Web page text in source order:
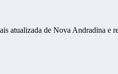
atualizada de Nova Andradina e